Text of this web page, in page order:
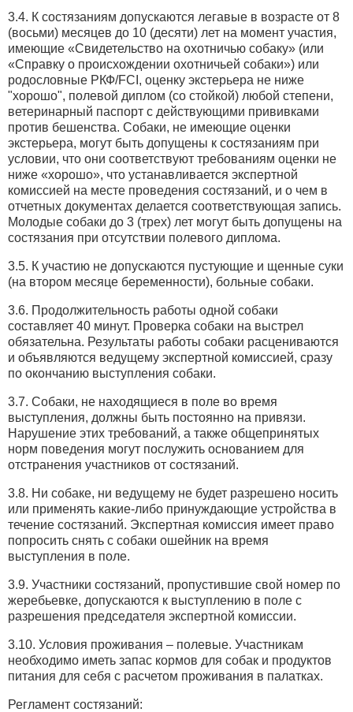
3.4. К состязаниям допускаются легавые в возрасте от 8
(восьми) месяцев до 10 (десяти) лет на момент участия,
имеющие «Свидетельство на охотничью собаку» (или
«Справку о происхождении охотничьей собаки») или
родословные РКФ/FCI, оценку экстерьера не ниже
"хорошо", полевой диплом (со стойкой) любой степени,
ветеринарный паспорт с действующими прививками
против бешенства. Собаки, не имеющие оценки
экстерьера, могут быть допущены к состязаниям при
условии, что они соответствуют требованиям оценки не
ниже «хорошо», что устанавливается экспертной
комиссией на месте проведения состязаний, и о чем в
отчетных документах делается соответствующая запись.
Молодые собаки до 3 (трех) лет могут быть допущены на
состязания при отсутствии полевого диплома.
3.5. К участию не допускаются пустующие и щенные суки
(на втором месяце беременности), больные собаки.
3.6. Продолжительность работы одной собаки
составляет 40 минут. Проверка собаки на выстрел
обязательна. Результаты работы собаки расцениваются
и объявляются ведущему экспертной комиссией, сразу
по окончанию выступления собаки.
3.7. Собаки, не находящиеся в поле во время
выступления, должны быть постоянно на привязи.
Нарушение этих требований, а также общепринятых
норм поведения могут послужить основанием для
отстранения участников от состязаний.
3.8. Ни собаке, ни ведущему не будет разрешено носить
или применять какие-либо принуждающие устройства в
течение состязаний. Экспертная комиссия имеет право
попросить снять с собаки ошейник на время
выступления в поле.
3.9. Участники состязаний, пропустившие свой номер по
жеребьевке, допускаются к выступлению в поле с
разрешения председателя экспертной комиссии.
3.10. Условия проживания – полевые. Участникам
необходимо иметь запас кормов для собак и продуктов
питания для себя с расчетом проживания в палатках.
Регламент состязаний: